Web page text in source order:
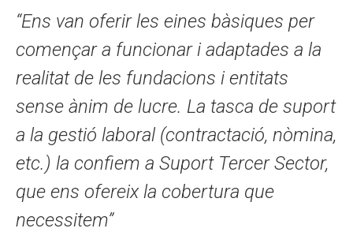
“Ens van oferir les eines bàsiques per
començar a funcionar i adaptades a la
realitat de les fundacions i entitats
sense ànim de lucre. La tasca de suport
a la gestió laboral (contractació, nòmina,
etc.) la confiem a Suport Tercer Sector,
que ens ofereix la cobertura que
necessitem”